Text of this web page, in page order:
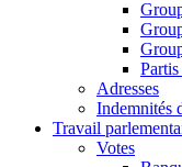
Adresses
Indemnités
Travail
Votes